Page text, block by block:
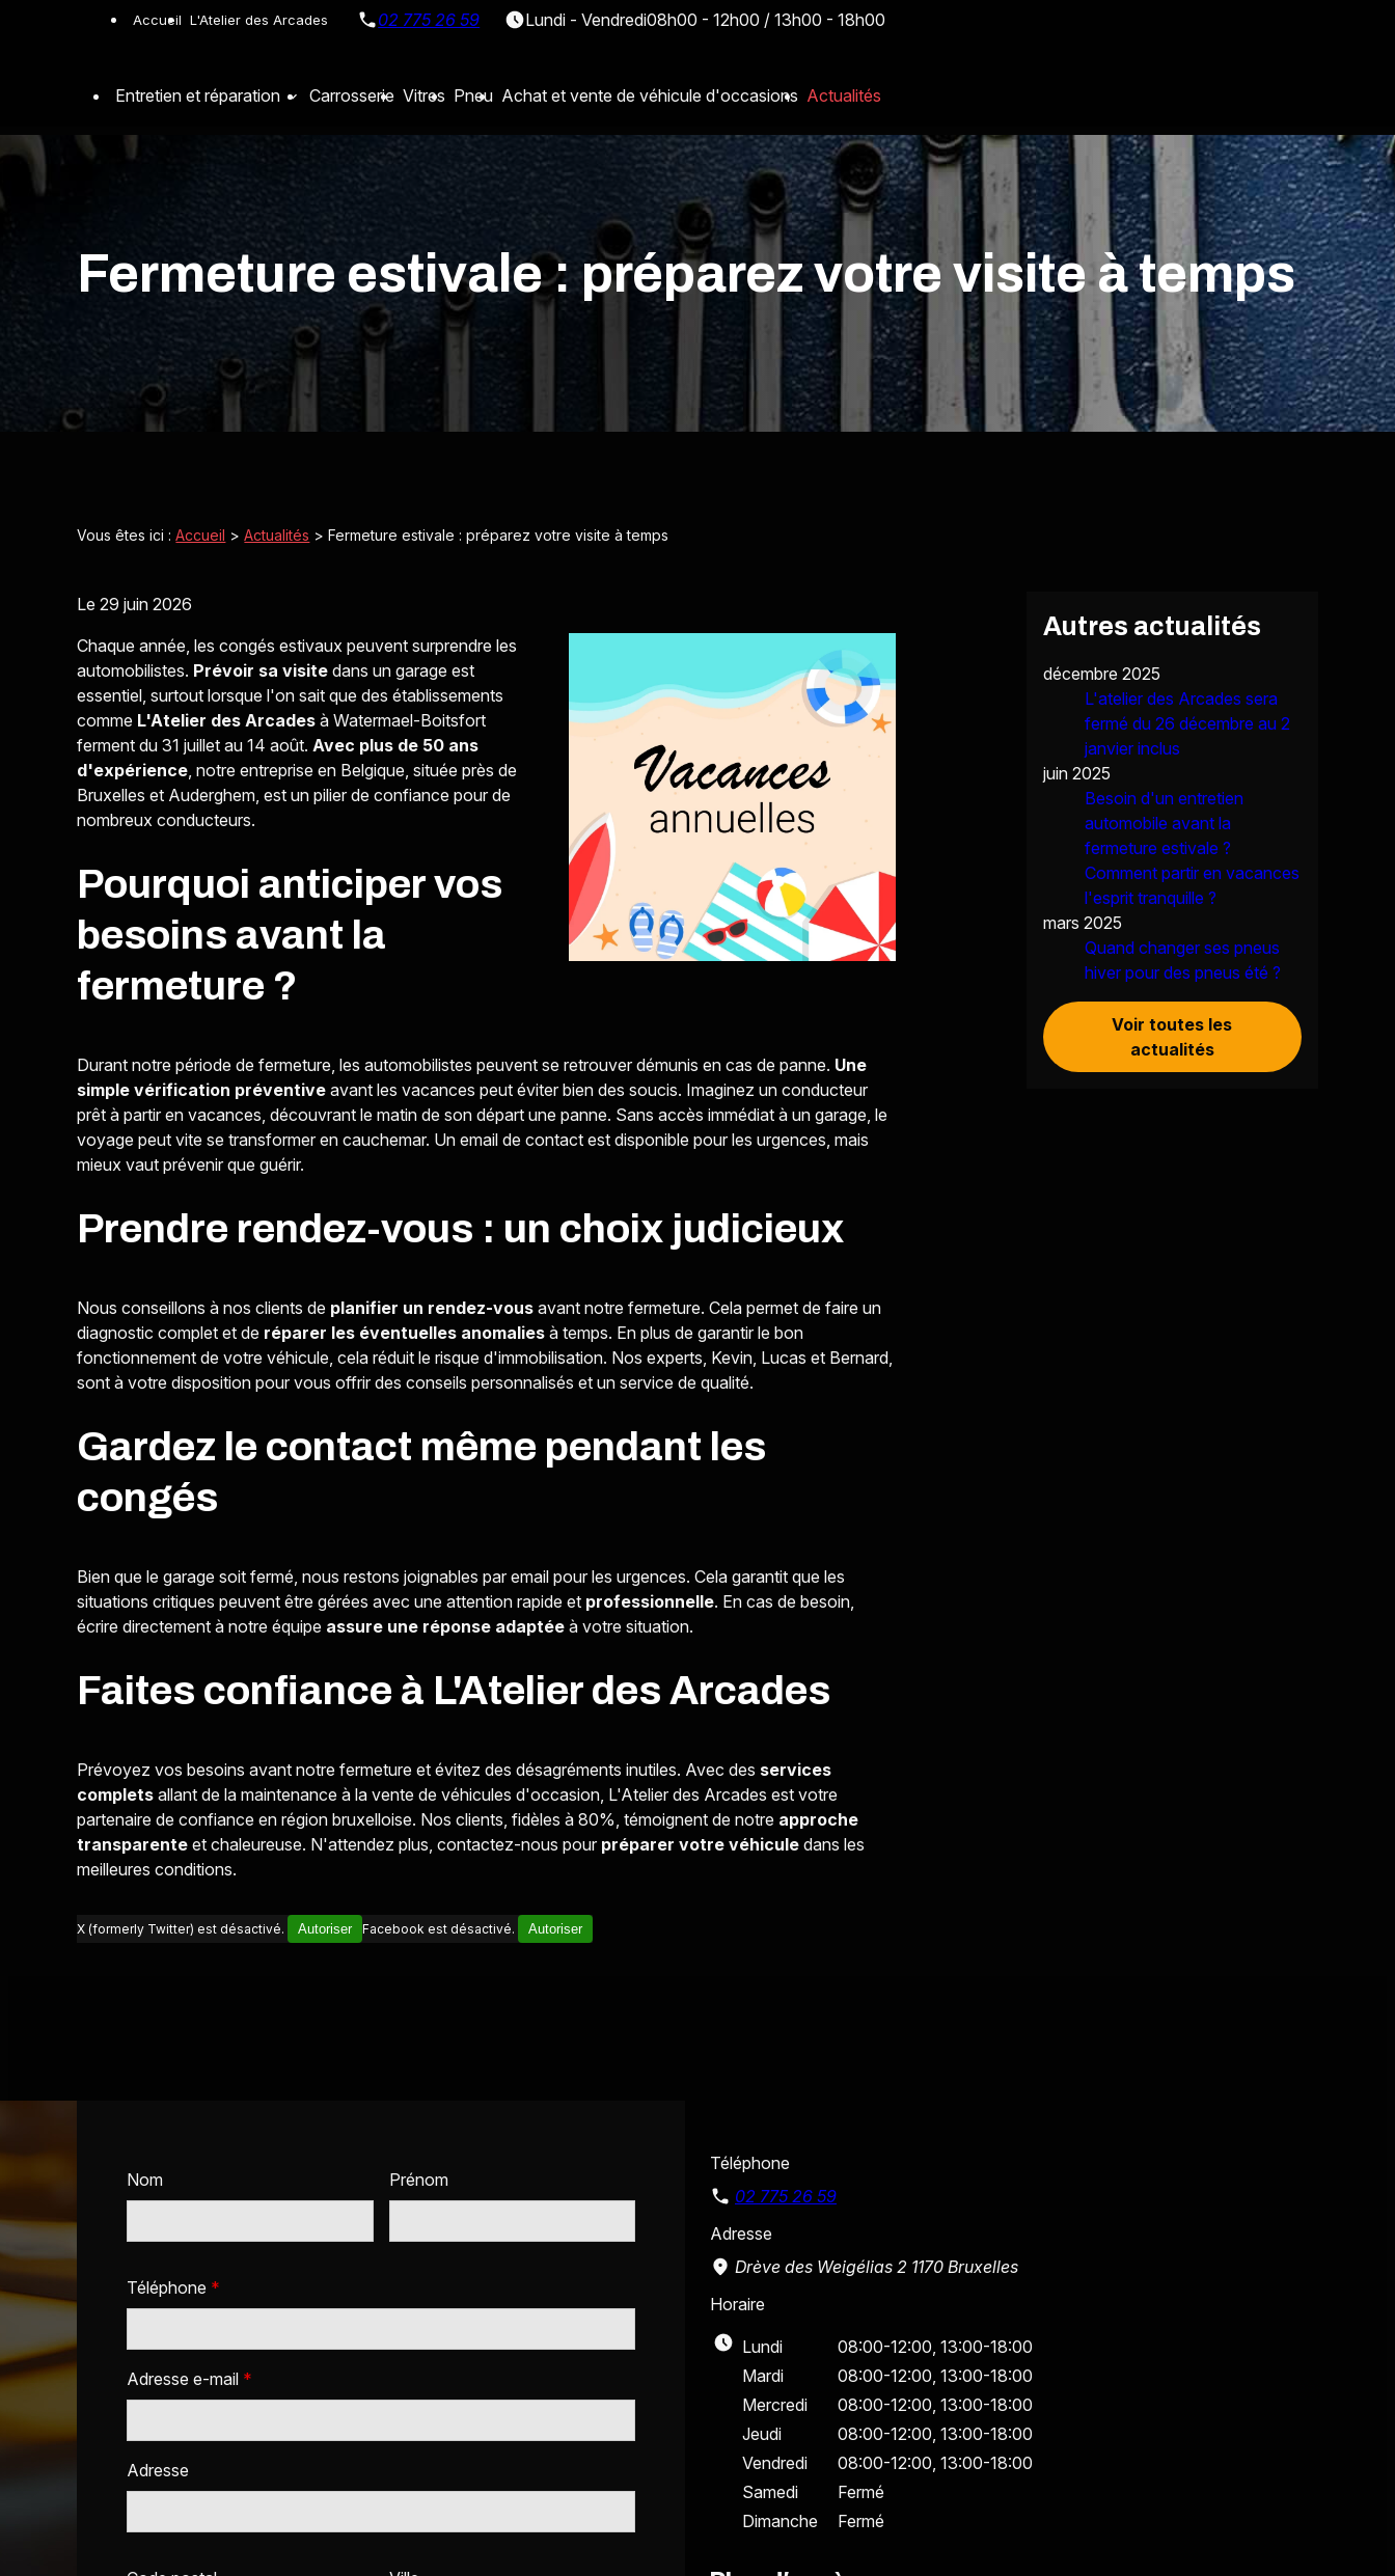
Accueil L'Atelier des Arcades 02 775 26 59 Lundi - Vendredi08h00 - 12h00 / 13h00 - 18h00
Entretien et réparation Carrosserie Vitres Pneu Achat et vente de véhicule d'occasions Actualités
Fermeture estivale : préparez votre visite à temps
Vous êtes ici : Accueil >Actualités > Fermeture estivale : préparez votre visite à temps
Le29 juin 2026
Chaque année, les congés estivaux peuvent surprendre les
automobilistes. Prévoir sa visite dans un garage est
essentiel, surtout lorsque l'on sait que des établissements
comme L'Atelier des Arcades à Watermael-Boitsfort
ferment du 31 juillet au 14 août.Avec plus de 50 ans
d'expérience, notre entreprise en Belgique, située près de
Bruxelles et Auderghem, est un pilier de confiance pour de
nombreux conducteurs.
Pourquoi anticiper vos
besoins avant la
fermeture ?
Durant notre période de fermeture, les automobilistes peuvent se retrouver démunis en cas de panne. Une
simple vérification préventive avant les vacances peut éviter bien des soucis. Imaginez un conducteur
prêt à partir en vacances, découvrant le matin de son départ une panne. Sans accès immédiat à un garage, le
voyage peut vite se transformer en cauchemar. Un email de contact est disponible pour les urgences, mais
mieux vaut prévenir que guérir.
Prendre rendez-vous : un choix judicieux
Nous conseillons à nos clients de planifier un rendez-vous avant notre fermeture. Cela permet de faire un
diagnostic complet et de réparer les éventuelles anomalies à temps. En plus de garantir le bon
fonctionnement de votre véhicule, cela réduit le risque d'immobilisation. Nos experts, Kevin, Lucas et Bernard,
sont à votre disposition pour vous offrir des conseils personnalisés et un service de qualité.
Gardez le contact même pendant les
congés
Bien que le garage soit fermé, nous restons joignables par email pour les urgences. Cela garantit que les
situations critiques peuvent être gérées avec une attention rapide et professionnelle. En cas de besoin,
écrire directement à notre équipe assure une réponse adaptée à votre situation.
Faites confiance à L'Atelier des Arcades
Prévoyez vos besoins avant notre fermeture et évitez des désagréments inutiles. Avec des services
complets allant de la maintenance à la vente de véhicules d'occasion, L'Atelier des Arcades est votre
partenaire de confiance en région bruxelloise. Nos clients, fidèles à 80%, témoignent de notre approche
transparente et chaleureuse. N'attendez plus, contactez-nous pour préparer votre véhicule dans les
meilleures conditions.
X (formerly Twitter) est désactivé. Autoriser Facebook est désactivé. Autoriser
Autres actualités
décembre 2025
L'atelier des Arcades sera
fermé du 26 décembre au 2
janvier inclus
juin 2025
Besoin d'un entretien
automobile avant la
fermeture estivale ?
Comment partir en vacances
l'esprit tranquille ?
mars 2025
Quand changer ses pneus
hiver pour des pneus été ?
Voir toutes les
actualités
Nom Prénom
Téléphone *
Adresse e-mail *
Adresse
Téléphone
02 775 26 59
Adresse
Drève des Weigélias 2 1170 Bruxelles
Horaire
Lundi 08:00-12:00, 13:00-18:00
Mardi
08:00-12:00, 13:00-18:00
Mercredi
08:00-12:00, 13:00-18:00
Jeudi
08:00-12:00, 13:00-18:00
Vendredi
08:00-12:00, 13:00-18:00
Samedi
Fermé
Dimanche
Fermé
Panneau de gestion des cookies